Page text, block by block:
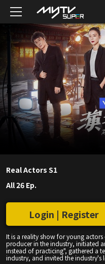
Real Actors S1
All 26 Ep.
It is a reality show for young
producer in the industry, initiated
instead of practicing", gathered a
industry, and invited the industry's
Login | Register